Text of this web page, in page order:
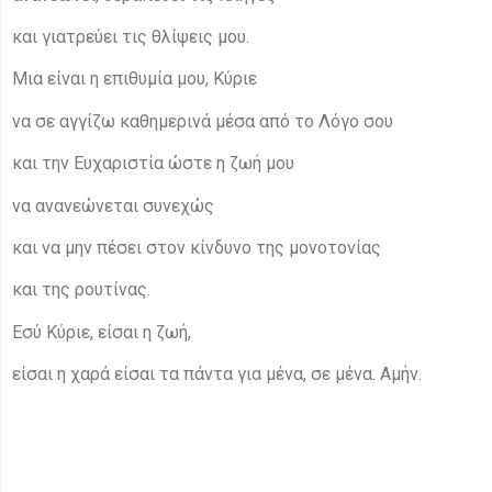
και γιατρεύει τις θλίψεις μου.
Μια είναι η επιθυμία μου, Κύριε
να σε αγγίζω καθημερινά μέσα από το Λόγο σου
και την Ευχαριστία ώστε η ζωή μου
να ανανεώνεται συνεχώς
και να μην πέσει στον κίνδυνο της μονοτονίας
και της ρουτίνας.
Εσύ Κύριε, είσαι η ζωή,
είσαι η χαρά είσαι τα πάντα για μένα, σε μένα. Αμήν.